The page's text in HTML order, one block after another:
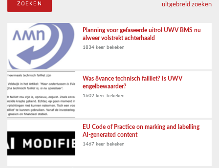
uitgebreid zoeken
Planning voor gefaseerde uitrol UWV BMS nu
alweer volstrekt achterhaald
1834 keer bekeken
Was 8vance technisch failliet? Is UWV
engelbewaarder?
1602 keer bekeken
EU Code of Practice on marking and labelling
AI-generated content
1467 keer bekeken